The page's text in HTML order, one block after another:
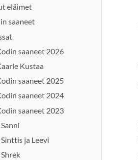
eläimet
saaneet
saaneet 2026
Kustaa
saaneet 2025
saaneet 2024
saaneet 2023
Sanni
Sinttis ja Leevi
Shrek